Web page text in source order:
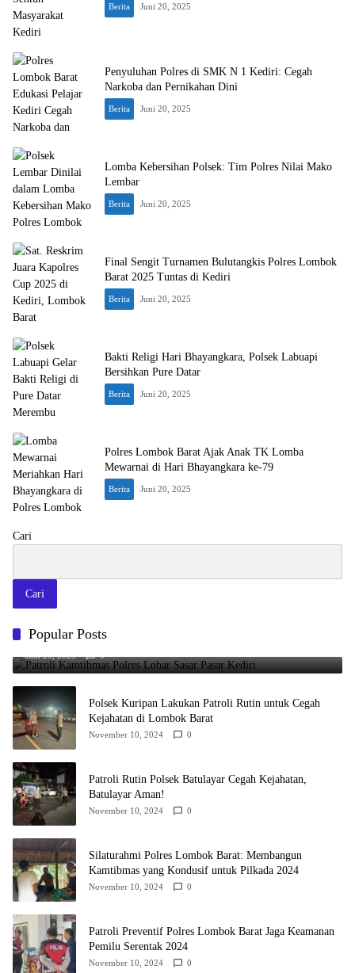
Berita Juni 20, 2025
Penyuluhan Polres di SMK N 1 Kediri: Cegah
Narkoba dan Pernikahan Dini
Berita Juni 20, 2025
Lomba Kebersihan Polsek: Tim Polres Nilai Mako
Lembar
Berita Juni 20, 2025
Final Sengit Turnamen Bulutangkis Polres Lombok
Barat 2025 Tuntas di Kediri
Berita Juni 20, 2025
Bakti Religi Hari Bhayangkara, Polsek Labuapi
Bersihkan Pure Datar
Berita Juni 20, 2025
Polres Lombok Barat Ajak Anak TK Lomba
Mewarnai di Hari Bhayangkara ke-79
Berita Juni 20, 2025
Cari
Cari
Popular Posts
Patroli Kamtibmas Polres Lobar Sasar Pasar Kediri
Juni 20, 2025 0
Polsek Kuripan Lakukan Patroli Rutin untuk Cegah
Kejahatan di Lombok Barat
November 10, 2024 0
Patroli Rutin Polsek Batulayar Cegah Kejahatan,
Batulayar Aman!
November 10, 2024 0
Silaturahmi Polres Lombok Barat: Membangun
Kamtibmas yang Kondusif untuk Pilkada 2024
November 10, 2024 0
Patroli Preventif Polres Lombok Barat Jaga Keamanan
Pemilu Serentak 2024
November 10, 2024 0